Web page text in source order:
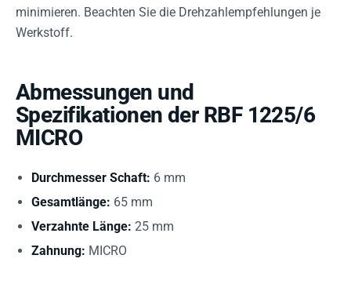
minimieren. Beachten Sie die Drehzahlempfehlungen je
Werkstoff.
Abmessungen und
Spezifikationen der RBF 1225/6
MICRO
Durchmesser Schaft: 6 mm
Gesamtlänge: 65 mm
Verzahnte Länge: 25 mm
Zahnung: MICRO